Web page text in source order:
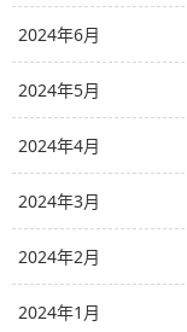
2024年6月
2024年5月
2024年4月
2024年3月
2024年2月
2024年1月